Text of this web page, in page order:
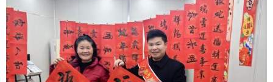
Русский язык 日本語 한국어
Deutsch Português